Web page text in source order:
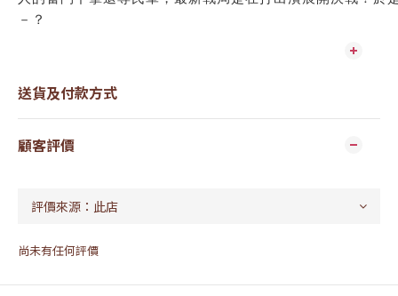
－？
送貨及付款方式
顧客評價
尚未有任何評價